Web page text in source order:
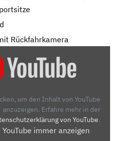
Rückfahrkamera
um den Inhalt von YouTube
anzuzeigen. Erfahre mehr in der
von YouTube.
immer anzeigen